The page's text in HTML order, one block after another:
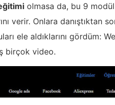
olmasa da, bu 9
verir. Onlara danıştıktan
ele aldıklarını gördüm:
birçok video.